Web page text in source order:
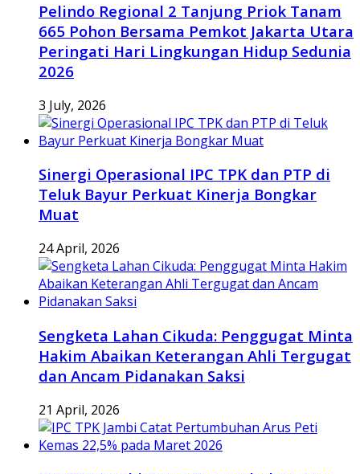
Pelindo Regional 2 Tanjung Priok Tanam
665 Pohon Bersama Pemkot Jakarta Utara
Peringati Hari Lingkungan Hidup Sedunia
2026
3 July, 2026
Sinergi Operasional IPC TPK dan PTP di
Teluk Bayur Perkuat Kinerja Bongkar
Muat
24 April, 2026
Sengketa Lahan Cikuda: Penggugat Minta
Hakim Abaikan Keterangan Ahli Tergugat
dan Ancam Pidanakan Saksi
21 April, 2026